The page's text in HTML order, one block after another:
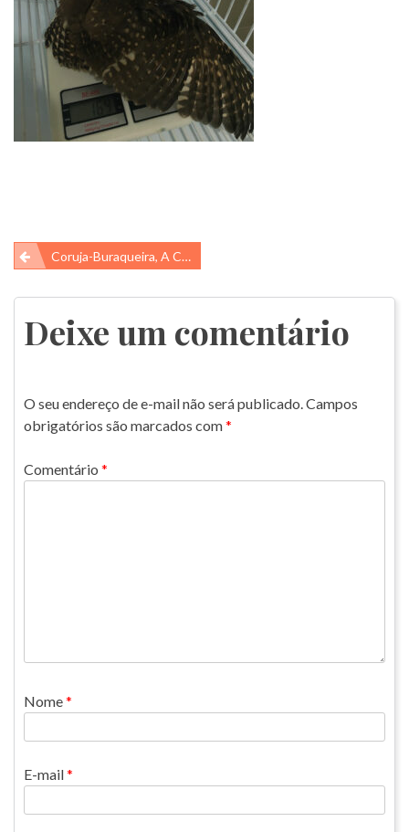
Navegação
de
Post
Coruja-Buraqueira, A Coruja Que Aparece Durante O Dia!!
Deixe um comentário
O seu endereço de e-mail não será publicado.Campos
obrigatórios são marcados com*
Comentário *
Nome*
E-mail*